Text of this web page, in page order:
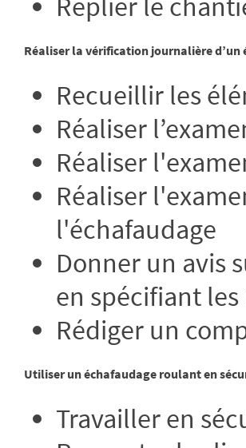
Replier le
Réaliser la vérification journalière
Recueillir les
Réaliser
Réaliser
Réaliser
l'échafaudage
Donner un avis
en spécifiant les
Rédiger un
Utiliser un échafaudage roulant en
Travailler en